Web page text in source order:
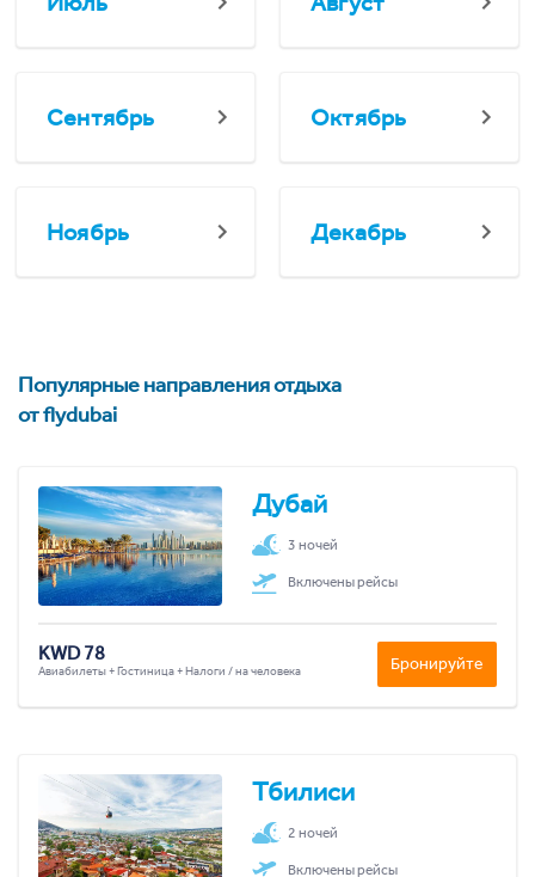
Сентябрь Октябрь
Ноябрь Декабрь
Популярные направления отдыха
от flydubai
Дубай
3 ночей
Включены рейсы
KWD 78
Авиабилеты + Гостиница + Налоги / на человека Бронируйте
Тбилиси
2 ночей
Включены рейсы